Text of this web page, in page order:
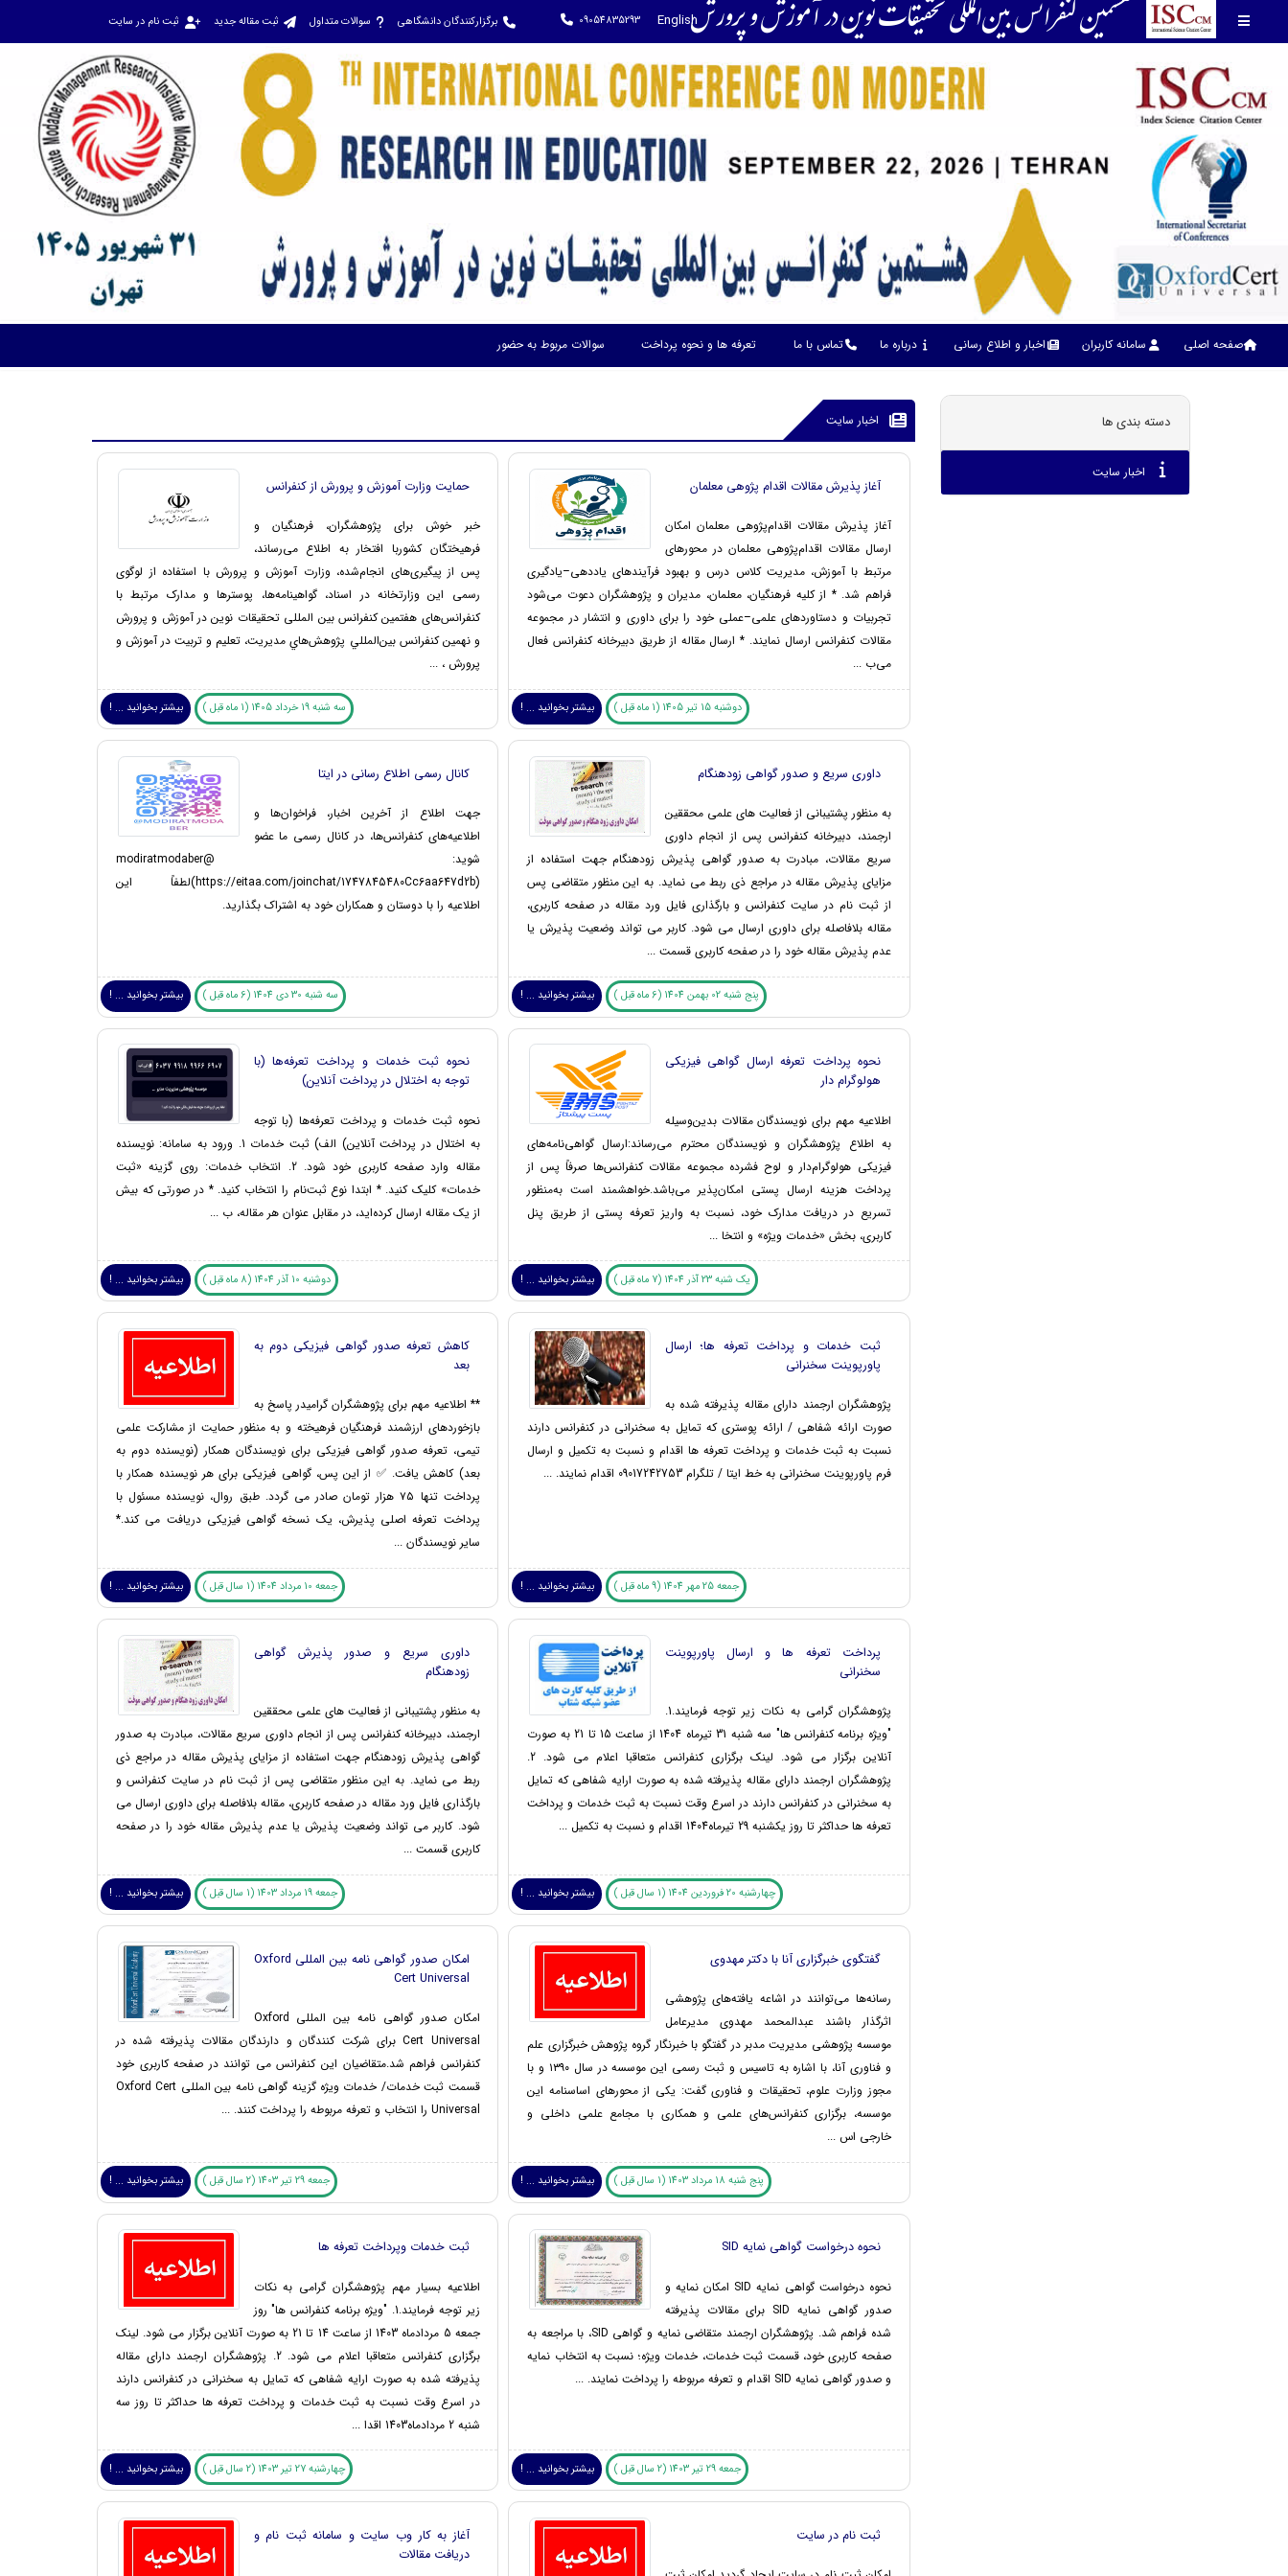
هشتمین كنفرانس بين‌المللي تحقیقات نوین در آموزش و پرورشEnglish
09054835293 برگزارکنندگان دانشگاهی سوالات متداول ثبت مقاله جدید ثبت نام در سایت
ورود کاربران
صفحه اصلی سامانه کاربران اخبار و اطلاع رسانی درباره ما تماس با ما تعرفه ها و نحوه پرداخت سوالات مربوط به حضور
دسته بندی ها
اخبار سایت
اخبار سایت
آغاز پذیرش مقالات اقدام پژوهی معلمان
آغاز پذیرش مقالات اقدام‌پژوهی معلمان امکان
ارسال مقالات اقدام‌پژوهی معلمان در محورهای
مرتبط با آموزش، مدیریت کلاس درس و بهبود فرآیندهای یاددهی–یادگیری
فراهم شد. * از کلیه فرهنگیان، معلمان، مدیران و پژوهشگران دعوت می‌شود
تجربیات و دستاوردهای علمی–عملی خود را برای داوری و انتشار در مجموعه
مقالات کنفرانس ارسال نمایند. * ارسال مقاله از طریق دبیرخانه کنفرانس فعال
می‌ب ...
دوشنبه 15 تیر 1405 (1 ماه قبل ) بیشتر بخوانید ... !
حمایت وزارت آموزش و پرورش از کنفرانس
خبر خوش برای پژوهشگران، فرهنگیان و
فرهیختگان کشوربا افتخار به اطلاع می‌رساند،
پس از پیگیری‌های انجام‌شده، وزارت آموزش و پرورش با استفاده از لوگوی
رسمی این وزارتخانه در اسناد، گواهینامه‌ها، پوسترها و مدارک مرتبط با
کنفرانس‌های هفتمین کنفرانس بین المللی تحقیقات نوین در آموزش و پرورش
و نهمین كنفرانس بين‌المللي پژوهش‌هاي مديريت، تعلیم و تربیت در آموزش و
پرورش ، ...
سه شنبه 19 خرداد 1405 (1 ماه قبل ) بیشتر بخوانید ... !
داوری سریع و صدور گواهی زودهنگام
به منظور پشتیبانی از فعالیت های علمی محققین
ارجمند، دبیرخانه کنفرانس پس از انجام داوری
سریع مقالات، مبادرت به صدور گواهی پذیرش زودهنگام جهت استفاده از
مزایای پذیرش مقاله در مراجع ذی ربط می نماید. به این منظور متقاضی پس
از ثبت نام در سایت کنفرانس و بارگذاری فایل ورد مقاله در صفحه کاربری،
مقاله بلافاصله برای داوری ارسال می شود. کاربر می تواند وضعیت پذیرش یا
عدم پذیرش مقاله خود را در صفحه کاربری قسمت ...
پنج شنبه 02 بهمن 1404 (6 ماه قبل ) بیشتر بخوانید ... !
کانال رسمی اطلاع رسانی در ایتا
جهت اطلاع از آخرین اخبار، فراخوان‌ها و
اطلاعیه‌های کنفرانس‌ها، در کانال رسمی ما عضو
شوید: modiratmodaber@
(https://eitaa.com/joinchat/1747845480Cc6aa647d2b)لطفاً این
اطلاعیه را با دوستان و همکاران خود به اشتراک بگذارید.
سه شنبه 30 دی 1404 (6 ماه قبل ) بیشتر بخوانید ... !
نحوه پرداخت تعرفه ارسال گواهی فیزیکی
هولوگرام دار
اطلاعیه مهم برای نویسندگان مقالات بدین‌وسیله
به اطلاع پژوهشگران و نویسندگان محترم می‌رساند:ارسال گواهی‌نامه‌های
فیزیکی هولوگرام‌دار و لوح فشرده مجموعه مقالات کنفرانس‌ها صرفاً پس از
پرداخت هزینه ارسال پستی امکان‌پذیر می‌باشد.خواهشمند است به‌منظور
تسریع در دریافت مدارک خود، نسبت به واریز تعرفه پستی از طریق پنل
کاربری، بخش «خدمات ویژه» و انتخا ...
یک شنبه 23 آذر 1404 (7 ماه قبل ) بیشتر بخوانید ... !
نحوه ثبت خدمات و پرداخت تعرفه‌ها (با
توجه به اختلال در پرداخت آنلاین)
نحوه ثبت خدمات و پرداخت تعرفه‌ها (با توجه
به اختلال در پرداخت آنلاین) الف) ثبت خدمات 1. ورود به سامانه: نویسنده
مقاله وارد صفحه کاربری خود شود. 2. انتخاب خدمات: روی گزینه «ثبت
خدمات» کلیک کنید. * ابتدا نوع ثبت‌نام را انتخاب کنید. * در صورتی که بیش
از یک مقاله ارسال کرده‌اید، در مقابل عنوان هر مقاله، ب ...
دوشنبه 10 آذر 1404 (8 ماه قبل ) بیشتر بخوانید ... !
ثبت خدمات و پرداخت تعرفه ها؛ ارسال
پاورپوینت سخنرانی
پژوهشگران ارجمند دارای مقاله پذیرفته شده به
صورت ارائه شفاهی / ارائه پوستری که تمایل به سخنرانی در کنفرانس دارند
نسبت به ثبت خدمات و پرداخت تعرفه ها اقدام و نسبت به تکمیل و ارسال
فرم پاورپوینت سخنرانی به خط ایتا / تلگرام 09017242753 اقدام نمایند. ...
جمعه 25 مهر 1404 (9 ماه قبل ) بیشتر بخوانید ... !
کاهش تعرفه صدور گواهی فیزیکی دوم به
بعد
** اطلاعیه مهم برای پژوهشگران گرامیدر پاسخ به
بازخوردهای ارزشمند فرهنگیان فرهیخته و به منظور حمایت از مشارکت علمی
تیمی، تعرفه صدور گواهی فیزیکی برای نویسندگان همکار (نویسنده دوم به
بعد) کاهش یافت. ✅ از این پس، گواهی فیزیکی برای هر نویسنده همکار با
پرداخت تنها ۷۵ هزار تومان صادر می گردد. طبق روال، نویسنده مسئول با
پرداخت تعرفه اصلی پذیرش، یک نسخه گواهی فیزیکی دریافت می کند.*
سایر نویسندگان ...
جمعه 10 مرداد 1404 (1 سال قبل ) بیشتر بخوانید ... !
پرداخت تعرفه ها و ارسال پاورپوینت
سخنرانی
پژوهشگران گرامی به نکات زیر توجه فرمایند.1.
"ویژه برنامه کنفرانس ها" سه شنبه 31 تیرماه 1404 از ساعت 15 تا 21 به صورت
آنلاین برگزار می شود. لینک برگزاری کنفرانس متعاقبا اعلام می شود. 2.
پژوهشگران ارجمند دارای مقاله پذیرفته شده به صورت ارایه شفاهی که تمایل
به سخنرانی در کنفرانس دارند در اسرع وقت نسبت به ثبت خدمات و پرداخت
تعرفه ها حداکثر تا روز یکشنبه 29 تیرماه1404 اقدام و نسبت به تکمیل ...
چهارشنبه 20 فروردین 1404 (1 سال قبل ) بیشتر بخوانید ... !
داوری سریع و صدور پذیرش گواهی
زودهنگام
به منظور پشتیبانی از فعالیت های علمی محققین
ارجمند، دبیرخانه کنفرانس پس از انجام داوری سریع مقالات، مبادرت به صدور
گواهی پذیرش زودهنگام جهت استفاده از مزایای پذیرش مقاله در مراجع ذی
ربط می نماید. به این منظور متقاضی پس از ثبت نام در سایت کنفرانس و
بارگذاری فایل ورد مقاله در صفحه کاربری، مقاله بلافاصله برای داوری ارسال می
شود. کاربر می تواند وضعیت پذیرش یا عدم پذیرش مقاله خود را در صفحه
کاربری قسمت ...
جمعه 19 مرداد 1403 (1 سال قبل ) بیشتر بخوانید ... !
گفتگوی خبرگزاری آنا با دکتر مهدوی
رسانه‌ها می‌توانند در اشاعه یافته‌های پژوهشی
اثرگذار باشند عبدالمحمد مهدوی مدیرعامل
موسسه پژوهشی مدیریت مدبر در گفتگو با خبرنگار گروه پژوهش خبرگزاری علم
و فناوری آنا، با اشاره به تاسیس و ثبت رسمی این موسسه در سال ۱۳۹۰ و با
مجوز وزارت علوم، تحقیقات و فناوری گفت: یکی از محور‌های اساسنامه این
موسسه، برگزاری کنفرانس‌های علمی و همکاری با مجامع علمی داخلی و
خارجی اس ...
پنج شنبه 18 مرداد 1403 (1 سال قبل ) بیشتر بخوانید ... !
امکان صدور گواهی نامه بین المللی Oxford
Cert Universal
امکان صدور گواهی نامه بین المللی Oxford
Cert Universal برای شرکت کنندگان و دارندگان مقالات پذیرفته شده در
کنفرانس فراهم شد.متقاضیان این کنفرانس می توانند در صفحه کاربری خود
قسمت ثبت خدمات/ خدمات ویژه گزینه گواهی نامه بین المللی Oxford Cert
Universal را انتخاب و تعرفه مربوطه را پرداخت کنند. ...
جمعه 29 تیر 1403 (2 سال قبل ) بیشتر بخوانید ... !
نحوه درخواست گواهی نمایه SID
نحوه درخواست گواهی نمایه SID امکان نمایه و
صدور گواهی نمایه SID برای مقالات پذیرفته
شده فراهم شد. پژوهشگران ارجمند متقاضی نمایه و گواهی SID، با مراجعه به
صفحه کاربری خود، قسمت ثبت خدمات، خدمات ویژه؛ نسبت به انتخاب نمایه
و صدور گواهی نمایه SID اقدام و تعرفه مربوطه را پرداخت نمایند. ...
جمعه 29 تیر 1403 (2 سال قبل ) بیشتر بخوانید ... !
ثبت خدمات وپرداخت تعرفه ها
اطلاعیه بسیار مهم پژوهشگران گرامی به نکات
زیر توجه فرمایند.1. "ویژه برنامه کنفرانس ها" روز
جمعه 5 مردادماه 1403 از ساعت 14 تا 21 به صورت آنلاین برگزار می شود. لینک
برگزاری کنفرانس متعاقبا اعلام می شود. 2. پژوهشگران ارجمند دارای مقاله
پذیرفته شده به صورت ارایه شفاهی که تمایل به سخنرانی در کنفرانس دارند
در اسرع وقت نسبت به ثبت خدمات و پرداخت تعرفه ها حداکثر تا روز سه
شنبه 2 مردادماه1403 اقدا ...
چهارشنبه 27 تیر 1403 (2 سال قبل ) بیشتر بخوانید ... !
ثبت نام در سایت
آغاز به کار وب سایت و سامانه ثبت نام و
دریافت مقالات